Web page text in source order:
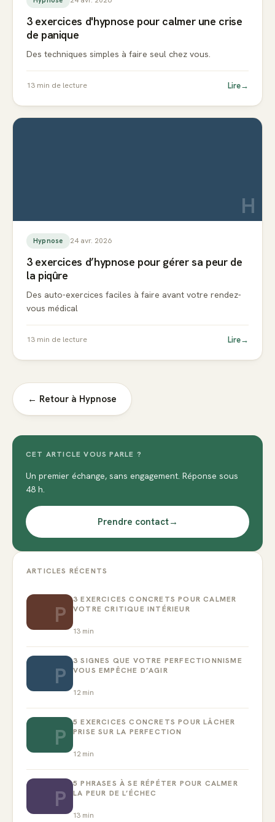
3 exercices d'hypnose pour calmer une crise
de panique
Des techniques simples à faire seul chez vous.
13 min de lecture Lire→
H
Hypnose 24 avr. 2026
3 exercices d’hypnose pour gérer sa peur de
la piqûre
Des auto-exercices faciles à faire avant votre rendez-
vous médical
13 min de lecture Lire→
← Retour à Hypnose
CET ARTICLE VOUS PARLE ?
Un premier échange, sans engagement. Réponse sous
48 h.
Prendre contact→
ARTICLES RÉCENTS
P
3 EXERCICES CONCRETS POUR CALMER
VOTRE CRITIQUE INTÉRIEUR
13 min
P
3 SIGNES QUE VOTRE PERFECTIONNISME
VOUS EMPÊCHE D’AGIR
12 min
P
5 EXERCICES CONCRETS POUR LÂCHER
PRISE SUR LA PERFECTION
12 min
P
5 PHRASES À SE RÉPÉTER POUR CALMER
LA PEUR DE L’ÉCHEC
13 min